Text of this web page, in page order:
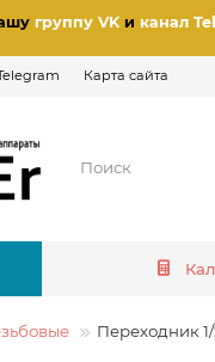
группу VKи канал
Карта сайта
Переходник